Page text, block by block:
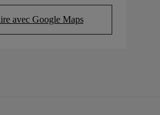
avec Google Maps
(Opens in new tab)